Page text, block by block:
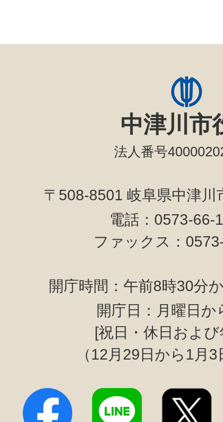
中津川市
法人番号
〒508-8501 岐阜県中津
電話：0573-
ファックス：
開庁時間：午前8時30分
開庁日：月曜日か
[祝日・休日およ
（12月29日から1月